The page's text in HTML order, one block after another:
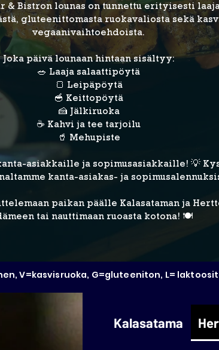
& Bistron lounas on tunnettu erityisesti
gluteenittomasta ruokavaliosta sekä
vegaanivaihtoehdoista.
Joka päivä lounaan hintaan sisältyy:
🥗 Laaja salaattipöytä
🍞 Leipäpöytä
🥣 Keittopöytä
🍰 Jälkiruoka
☕ Kahvi ja tee tarjoilu
🥤 Mehupiste
asiakkaille ja sopimusasiakkaille! 💡
kanta-asiakas- ja
paikan päälle Kalasataman ja
tai nauttimaan ruoasta kotona! 🍽️
V=kasvisruoka, G=gluteeniton, L=
Kalasatama